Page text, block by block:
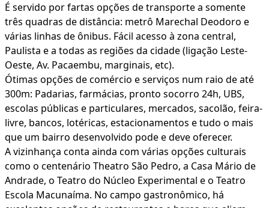
É servido por fartas opções de transporte a somente
três quadras de distância: metrô Marechal Deodoro e
várias linhas de ônibus. Fácil acesso à zona central,
Paulista e a todas as regiões da cidade (ligação Leste-
Oeste, Av. Pacaembu, marginais, etc).
Ótimas opções de comércio e serviços num raio de até
300m: Padarias, farmácias, pronto socorro 24h, UBS,
escolas públicas e particulares, mercados, sacolão, feira-
livre, bancos, lotéricas, estacionamentos e tudo o mais
que um bairro desenvolvido pode e deve oferecer.
A vizinhança conta ainda com várias opções culturais
como o centenário Theatro São Pedro, a Casa Mário de
Andrade, o Teatro do Núcleo Experimental e o Teatro
Escola Macunaíma. No campo gastronômico, há